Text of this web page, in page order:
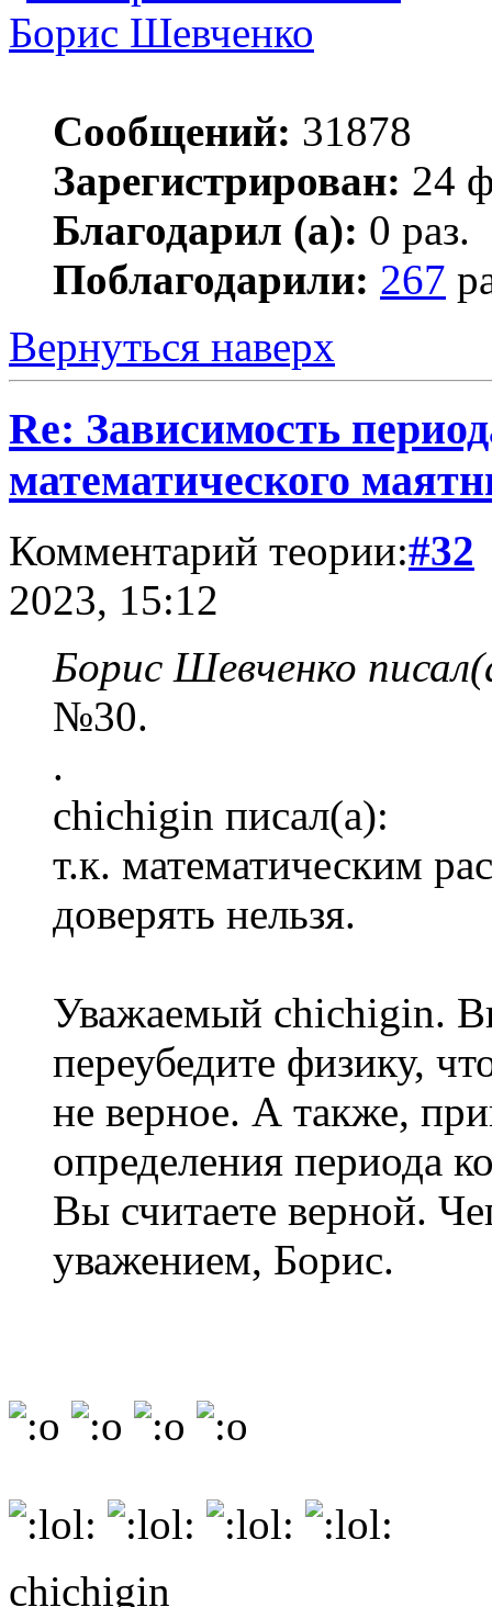
Борис Шевченко
Сообщений: 31878
Зарегистрирован: 24
Благодарил (а): 0 раз.
Поблагодарили: 267
Вернуться наверх
Re: Зависимость
математического
Комментарий теории:#32
2023, 15:12
Борис Шевченко
№30.
.
chichigin писал(а):
т.к. математическим
доверять нельзя.
Уважаемый chichigin.
переубедите физику,
не верное. А также,
определения периода
Вы считаете верной.
уважением, Борис.
chichigin